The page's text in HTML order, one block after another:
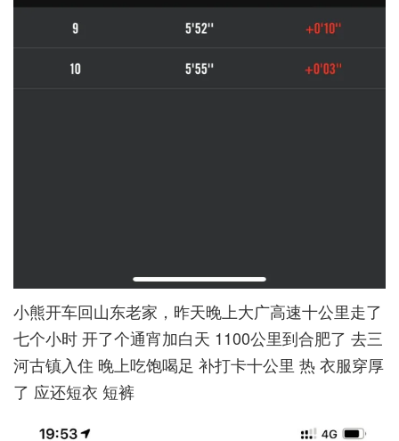
小熊开车回山东老家，昨天晚上大广高速十公里走了
七个小时 开了个通宵加白天 1100公里到合肥了 去三
河古镇入住 晚上吃饱喝足 补打卡十公里 热 衣服穿厚
了 应还短衣 短裤